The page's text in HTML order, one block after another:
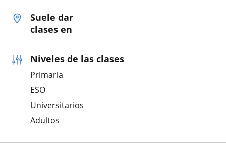
Suele dar
clases en
Niveles de las clases
Primaria
ESO
Universitarios
Adultos